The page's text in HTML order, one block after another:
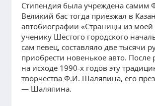
Стипендия была учреждена
Великий бас тогда приезжал в
автобиографии «Страницы из
ученику Шестого городского
сам певец, составляло две
приобрести новенькое авто.
на исходе 1990-х годов эту
творчества Ф.И. Шаляпина, его
— Шаляпина.